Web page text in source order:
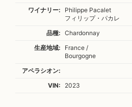
ワイナリー:
Philippe Pacalet
フィリップ・パカレ
品種:
Chardonnay
生産地域:
France /
Bourgogne
アペラシオン:
VIN:
2023